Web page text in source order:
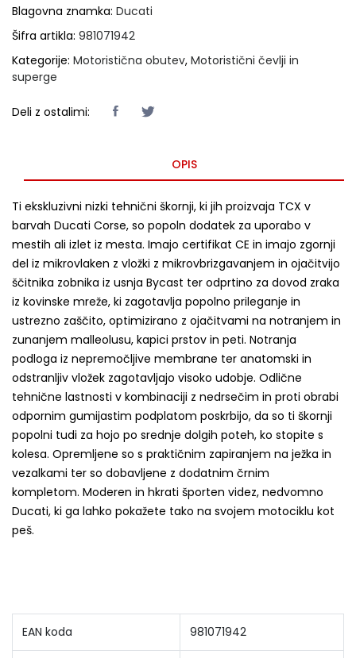
Blagovna znamka: Ducati
Šifra artikla: 981071942
Kategorije: Motoristična obutev, Motoristični čevlji in
superge
Deli z ostalimi:
OPIS
Ti ekskluzivni nizki tehnični škornji, ki jih proizvaja TCX v
barvah Ducati Corse, so popoln dodatek za uporabo v
mestih ali izlet iz mesta. Imajo certifikat CE in imajo zgornji
del iz mikrovlaken z vložki z mikrovbrizgavanjem in ojačitvijo
ščitnika zobnika iz usnja Bycast ter odprtino za dovod zraka
iz kovinske mreže, ki zagotavlja popolno prileganje in
ustrezno zaščito, optimizirano z ojačitvami na notranjem in
zunanjem malleolusu, kapici prstov in peti. Notranja
podloga iz nepremočljive membrane ter anatomski in
odstranljiv vložek zagotavljajo visoko udobje. Odlične
tehnične lastnosti v kombinaciji z nedrsečim in proti obrabi
odpornim gumijastim podplatom poskrbijo, da so ti škornji
popolni tudi za hojo po srednje dolgih poteh, ko stopite s
kolesa. Opremljene so s praktičnim zapiranjem na ježka in
vezalkami ter so dobavljene z dodatnim črnim
kompletom. Moderen in hkrati športen videz, nedvomno
Ducati, ki ga lahko pokažete tako na svojem motociklu kot
peš.
EAN koda 981071942